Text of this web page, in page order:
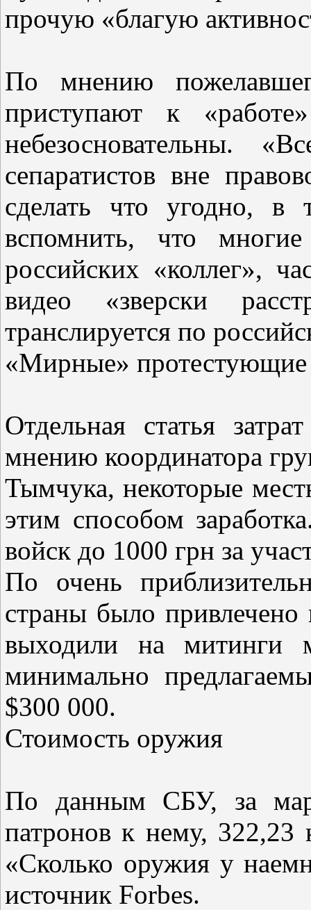
прочую «благую
По мнению
приступают к
небезосновательны.
сепаратистов вне
сделать что угодно,
вспомнить, что
российских «коллег»,
видео «зверски
транслируется по
«Мирные» протестующие
Отдельная статья
мнению координатора
Тымчука, некоторые
этим способом
войск до 1000 грн за
По очень
страны было
выходили на митинги
минимально
$300 000.
Стоимость оружия
По данным СБУ, за
патронов к нему, 322,23
«Сколько оружия у
источник Forbes.